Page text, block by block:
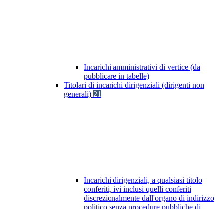
Incarichi amministrativi di vertice (da
pubblicare in tabelle)
Titolari di incarichi dirigenziali (dirigenti non
generali) 21
Incarichi dirigenziali, a qualsiasi titolo
conferiti, ivi inclusi quelli conferiti
discrezionalmente dall'organo di indirizzo
politico senza procedure pubbliche di